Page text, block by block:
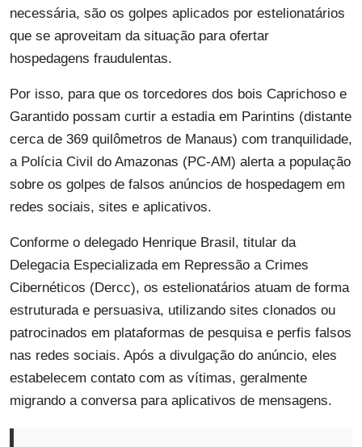
necessária, são os golpes aplicados por estelionatários
que se aproveitam da situação para ofertar
hospedagens fraudulentas.
Por isso, para que os torcedores dos bois Caprichoso e
Garantido possam curtir a estadia em Parintins (distante
cerca de 369 quilômetros de Manaus) com tranquilidade,
a Polícia Civil do Amazonas (PC-AM) alerta a população
sobre os golpes de falsos anúncios de hospedagem em
redes sociais, sites e aplicativos.
Conforme o delegado Henrique Brasil, titular da
Delegacia Especializada em Repressão a Crimes
Cibernéticos (Dercc), os estelionatários atuam de forma
estruturada e persuasiva, utilizando sites clonados ou
patrocinados em plataformas de pesquisa e perfis falsos
nas redes sociais. Após a divulgação do anúncio, eles
estabelecem contato com as vítimas, geralmente
migrando a conversa para aplicativos de mensagens.